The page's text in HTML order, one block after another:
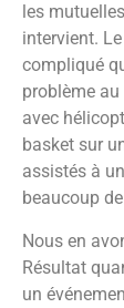
les
intervient.
compliqué
problème
avec
basket sur
assistés à
beaucoup
Nous en
Résultat
un